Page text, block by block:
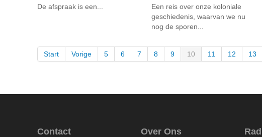
De afspraak is een...
Een reis over onze koloniale
geschiedenis, waarvan we nu
nog de sporen...
Start Vorige 5 6 7 8 9 10 11 12 13
Contact Over Ons